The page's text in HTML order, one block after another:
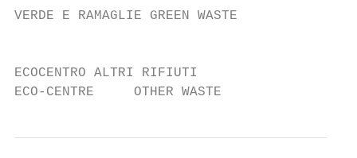
VERDE E RAMAGLIE GREEN WASTE
ECOCENTRO ALTRI RIFIUTI
ECO-CENTRE     OTHER WASTE